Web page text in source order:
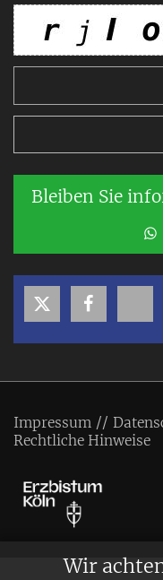
Wir
Bleiben Sie
Impressum
Rechtliche Hinweise